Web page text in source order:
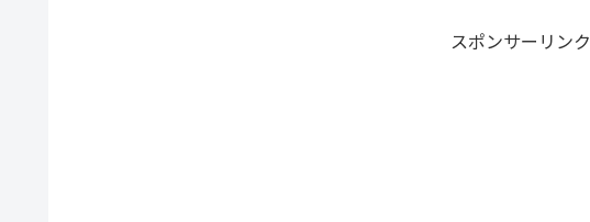
スポンサーリンク